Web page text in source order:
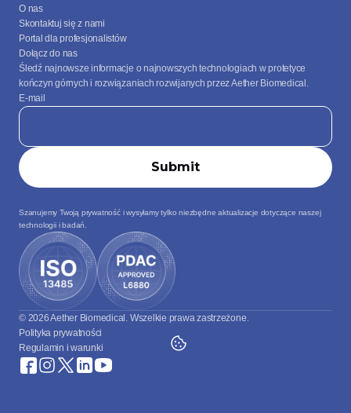
O nas
Skontaktuj się z nami
Portal dla profesjonalistów
Dołącz do nas
Śledź najnowsze informacje o najnowszych technologiach w protetyce
kończyn górnych i rozwiązaniach rozwijanych przez Aether Biomedical.
E-mail
Szanujemy Twoją prywatność i wysyłamy tylko niezbędne aktualizacje dotyczące naszej
technologii i badań.
© 2026 Aether Biomedical. Wszelkie prawa zastrzeżone.
Polityka prywatności
Regulamin i warunki